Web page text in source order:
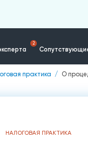
2
практика О
НАЛОГОВАЯ ПРАКТИКА